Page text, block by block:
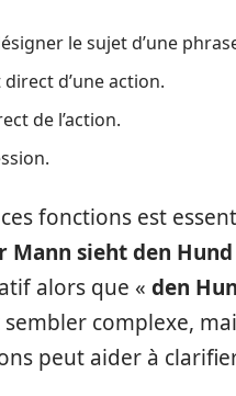
le sujet d’une
d’une action.
de l’action.
fonctions est
Mann sieht den Hund
alors que « den
complexe,
peut aider à